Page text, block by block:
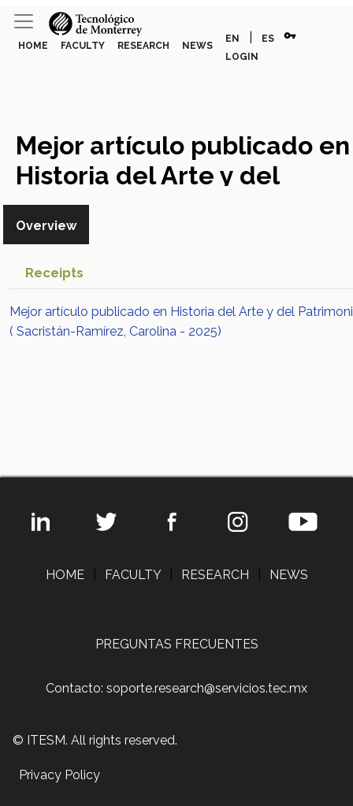
HOME FACULTY RESEARCH NEWS
EN ES vpn_key
LOGIN
Mejor artículo publicado en
Historia del Arte y del
Patrimonio
Overview
Receipts
Mejor artículo publicado en Historia del Arte y del
( Sacristán-Ramírez, Carolina - 2025)
HOME FACULTY RESEARCH NEWS
PREGUNTAS FRECUENTES
Contacto: soporte.research@servicios.tec.mx
© ITESM. All rights reserved.
Privacy Policy